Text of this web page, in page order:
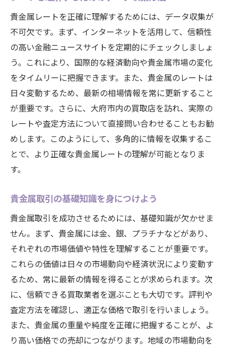
地元市場におけるリスク管理の重要性
売買タイミングを見極めるためのポイント
貴金属レートを正確に理解するためには、データ収集が
不可欠です。まず、インターネットを活用して、信頼性
の高い金融ニュースサイトを定期的にチェックしましょ
う。これにより、国際的な経済動向や貴金属市場の変化
をタイムリーに把握できます。また、貴金属のレートは
日々変動するため、最新の相場情報を常に更新すること
が重要です。さらに、大府市内の買取店を訪れ、実際の
レートや査定方法について直接問い合わせることもお勧
めします。このようにして、多角的に情報を収集するこ
とで、より正確な貴金属レートの理解が可能となりま
す。
貴金属取引の基礎知識を身につけよう
貴金属取引を成功させるためには、基礎知識が欠かせま
せん。まず、貴金属には金、銀、プラチナなどがあり、
それぞれの市場価値や特性を理解することが重要です。
これらの価値は日々の市場動向や経済状況により変動す
るため、常に最新の情報を得ることが求められます。次
に、信頼できる買取業者を選ぶことも大切です。評判や
査定方法を確認し、適正な価格で取引を行いましょう。
また、貴金属の重量や純度を正確に把握することが、よ
り高い価格での売却につながります。地域の市場動向を